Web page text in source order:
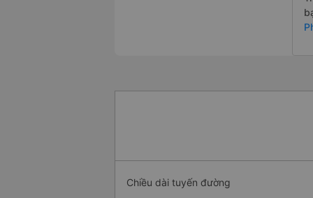
Chiều dài tuyến đường